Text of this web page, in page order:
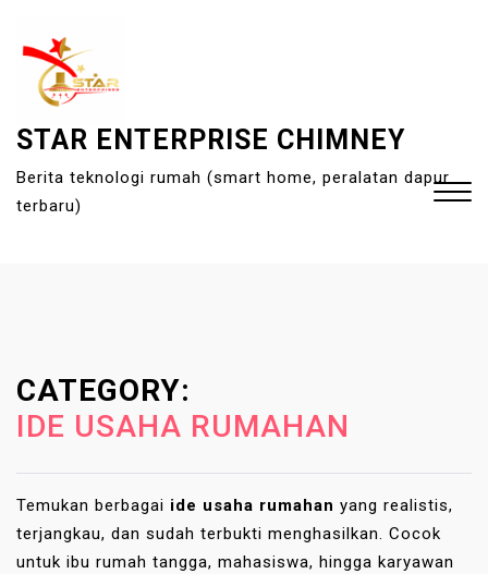
STAR ENTERPRISE CHIMNEY
Berita teknologi rumah (smart home, peralatan dapur
terbaru)
CATEGORY:
IDE USAHA RUMAHAN
Temukan berbagai ide usaha rumahan yang realistis,
terjangkau, dan sudah terbukti menghasilkan. Cocok
untuk ibu rumah tangga, mahasiswa, hingga karyawan